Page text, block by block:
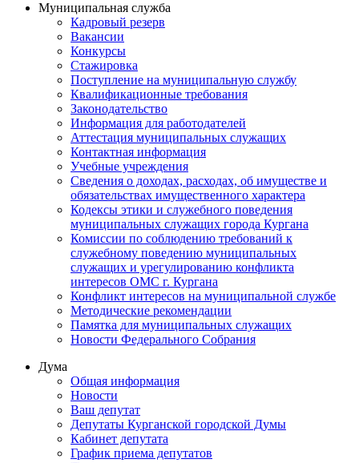
Муниципальная служба
Кадровый резерв
Вакансии
Конкурсы
Стажировка
Поступление на муниципальную службу
Квалификационные требования
Законодательство
Информация для работодателей
Аттестация муниципальных служащих
Контактная информация
Учебные учреждения
Сведения о доходах, расходах, об имуществе и
обязательствах имущественного характера
Кодексы этики и служебного поведения
муниципальных служащих города Кургана
Комиссии по соблюдению требований к
служебному поведению муниципальных
служащих и урегулированию конфликта
интересов ОМС г. Кургана
Конфликт интересов на муниципальной службе
Методические рекомендации
Памятка для муниципальных служащих
Новости Федерального Cобрания
Дума
Общая информация
Новости
Ваш депутат
Депутаты Курганской городской Думы
Кабинет депутата
График приема депутатов